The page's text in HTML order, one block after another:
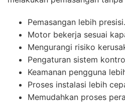
Pemasangan lebih presisi.
Motor bekerja sesuai
Mengurangi risiko
Pengaturan sistem
Keamanan pengguna
Proses instalasi lebih
Memudahkan proses